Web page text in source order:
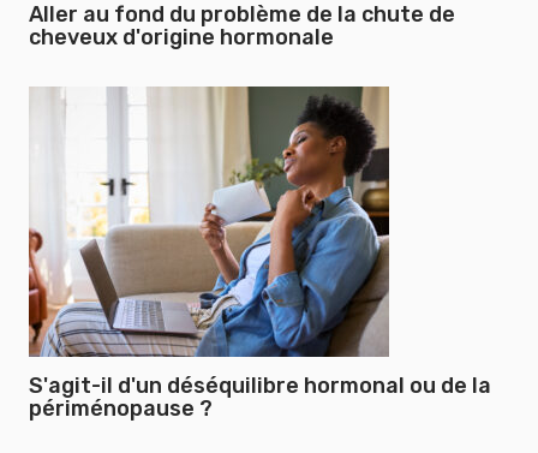
Aller au fond du problème de la chute de
cheveux d'origine hormonale
S'agit-il d'un déséquilibre hormonal ou de la
périménopause ?